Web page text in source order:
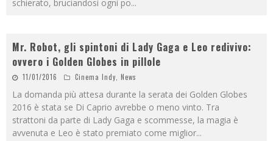
schierato, bruciandosi ogni po...
Mr. Robot, gli spintoni di Lady Gaga e Leo redivivo:
ovvero i Golden Globes in pillole
11/01/2016 Cinema Indy, News
La domanda più attesa durante la serata dei Golden Globes
2016 è stata se Di Caprio avrebbe o meno vinto. Tra
strattoni da parte di Lady Gaga e scommesse, la magia è
avvenuta e Leo è stato premiato come miglior...